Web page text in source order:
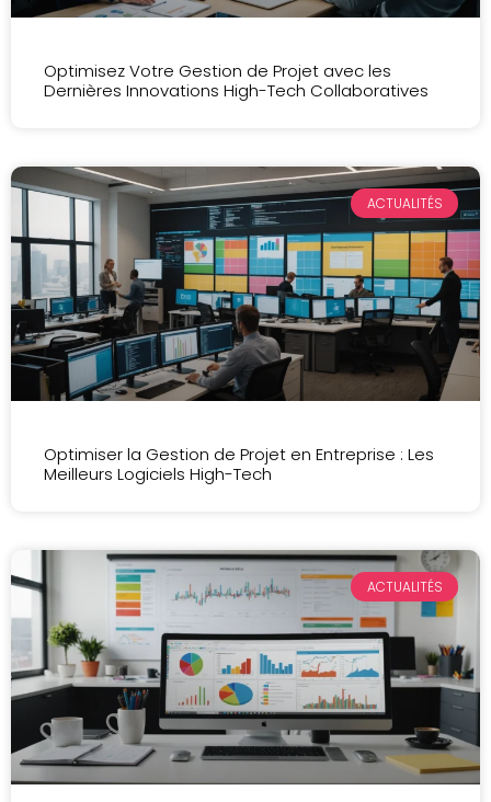
Optimisez Votre Gestion de Projet avec les
Dernières Innovations High-Tech Collaboratives
ACTUALITÉS
Optimiser la Gestion de Projet en Entreprise : Les
Meilleurs Logiciels High-Tech
ACTUALITÉS